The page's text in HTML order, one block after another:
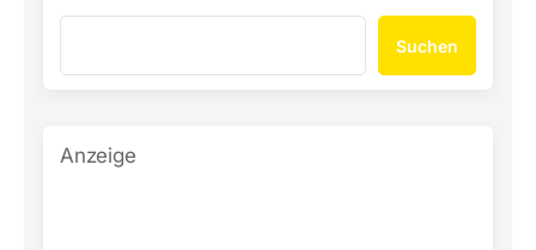
Suchen
Anzeige